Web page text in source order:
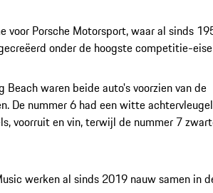
voor Porsche Motorsport, waar al sinds
onder de hoogste competitie-
Beach waren beide auto's voorzien van de
De nummer 6 had een witte
voorruit en vin, terwijl de nummer 7
werken al sinds 2019 nauw samen in